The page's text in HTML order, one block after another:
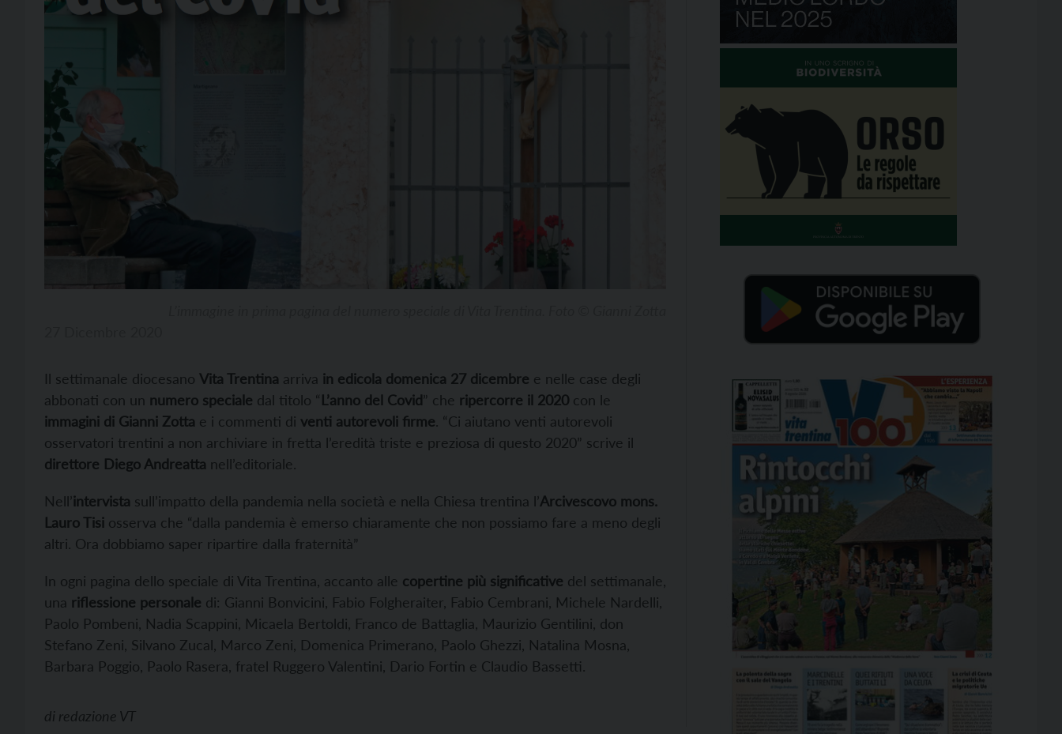
Il settimanale diocesano Vita Trentina arriva in edicola domenica 27 dicembre e nelle case degli
abbonati con un numero speciale dal titolo “L’anno del Covid” che ripercorre il 2020 con le
immagini di Gianni Zotta e i commenti di venti autorevoli firme. “Ci aiutano venti autorevoli
osservatori trentini a non archiviare in fretta l’eredità triste e preziosa di questo 2020” scrive il
direttore Diego Andreatta nell’editoriale.
Nell’intervista sull’impatto della pandemia nella società e nella Chiesa trentina l’Arcivescovo mons.
Lauro Tisi osserva che “dalla pandemia è emerso chiaramente che non possiamo fare a meno degli
altri. Ora dobbiamo saper ripartire dalla fraternità”
In ogni pagina dello speciale di Vita Trentina, accanto alle copertine più significative del settimanale,
una riflessione personale di: Gianni Bonvicini, Fabio Folgheraiter, Fabio Cembrani, Michele Nardelli,
Paolo Pombeni, Nadia Scappini, Micaela Bertoldi, Franco de Battaglia, Maurizio Gentilini, don
Stefano Zeni, Silvano Zucal, Marco Zeni, Domenica Primerano, Paolo Ghezzi, Natalina Mosna,
Barbara Poggio, Paolo Rasera, fratel Ruggero Valentini, Dario Fortin e Claudio Bassetti.
di redazione VT